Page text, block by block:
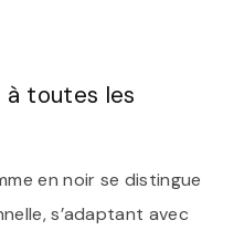
à toutes les
en noir se distingue
s’adaptant avec